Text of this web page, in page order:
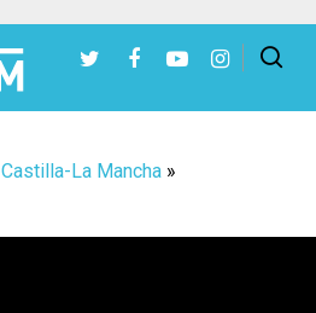
Castilla-La Mancha »